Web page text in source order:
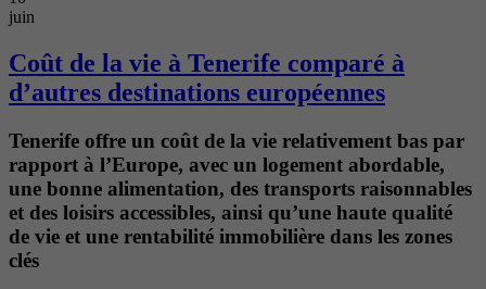
juin
Coût de la vie à Tenerife comparé à
d’autres destinations européennes
Tenerife offre un coût de la vie relativement bas par
rapport à l’Europe, avec un logement abordable,
une bonne alimentation, des transports raisonnables
et des loisirs accessibles, ainsi qu’une haute qualité
de vie et une rentabilité immobilière dans les zones
clés